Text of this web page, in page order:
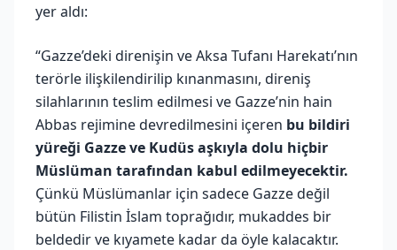
yer aldı:
“Gazze’deki direnişin ve Aksa Tufanı Harekatı’nın
terörle ilişkilendirilip kınanmasını, direniş
silahlarının teslim edilmesi ve Gazze’nin hain
Abbas rejimine devredilmesini içeren bu bildiri
yüreği Gazze ve Kudüs aşkıyla dolu hiçbir
Müslüman tarafından kabul edilmeyecektir.
Çünkü Müslümanlar için sadece Gazze değil
bütün Filistin İslam toprağıdır, mukaddes bir
beldedir ve kıyamete kadar da öyle kalacaktır.